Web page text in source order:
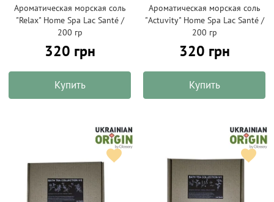
Ароматическая морская соль
"Relax" Home Spa Lac Santé /
200 гр
320 грн
Купить
Ароматическая морская соль
"Actuvity" Home Spa Lac Santé /
200 гр
320 грн
Купить